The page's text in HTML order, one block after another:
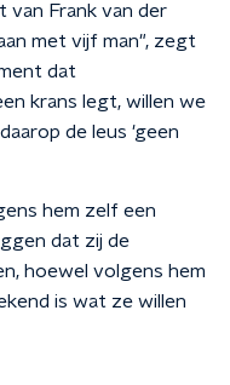
van Frank van der
met vijf man", zegt
dat
krans legt, willen we
de leus 'geen
hem zelf een
dat zij de
hoewel volgens hem
is wat ze willen